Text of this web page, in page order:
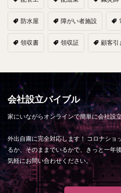
防水屋 障がい者施設
領収書 領収証 顧客引
会社設立バイブル
家にいながらオンラインで簡単に会社設
外出自粛に完全対応します！ コロナショ
るか、そのままでいるかで、きっと一年
気軽にお問い合わせください。